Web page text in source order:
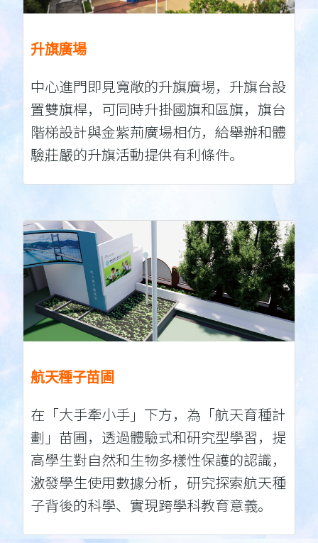
升旗廣場
中心進門即見寬敞的升旗廣埸，升旗台設
置雙旗桿，可同時升掛國旗和區旗，旗台
階梯設計與金紫荊廣場相仿，給舉辦和體
驗莊嚴的升旗活動提供有利條件。
航天種子苗圃
在「大手牽小手」下方，為「航天育種計
劃」苗圃，透過體驗式和研究型學習，提
高學生對自然和生物多樣性保護的認識，
激發學生使用數據分析，研究探索航天種
子背後的科學、實現跨學科教育意義。